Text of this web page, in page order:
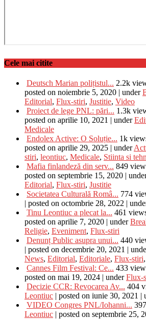
Cele mai citite
Deutsch Marian polițistul... 2.2k
posted on noiembrie 5, 2020 | under
Editorial, Flux-stiri, Justitie, Video
Proiect de lege PNL: pări... 1.3k
posted on aprilie 10, 2021 | under
Medicale
Endolex Active: O Soluție... 1k
posted on aprilie 29, 2025 | under
stiri, leontiuc, Medicale, Stiinta si
Mafia finlandeză din serv... 849
posted on septembrie 15, 2020 |
Editorial, Flux-stiri, Justitie
Societatea Culturală Româ... 774
| posted on octombrie 28, 2022 |
Tinu Leontiuc a plecat la... 461
posted on aprilie 7, 2020 | under
Religie, Eveniment, Flux-stiri
Denunț Public asupra unui... 440
| posted on decembrie 20, 2021 |
News, Editorial, Editoriale, Flux-stiri,
Cannes Film Festival: Ce... 433
posted on mai 19, 2024 | underFlux-
Decizie CCR: Revocarea Av... 404
Leontiuc | posted on iunie 30, 2021 |
VIDEO Congres PNL/Iohanni...
Leontiuc | posted on septembrie 25,